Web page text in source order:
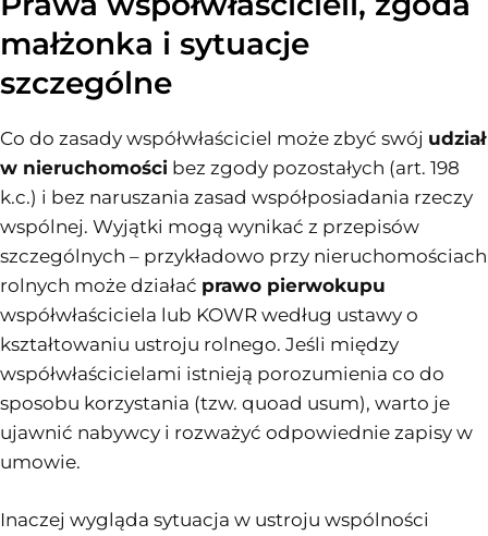
małżonka i sytuacje
szczególne
Co do zasady współwłaściciel może zbyć swój udział
w nieruchomości bez zgody pozostałych (art. 198
k.c.) i bez naruszania zasad współposiadania rzeczy
wspólnej. Wyjątki mogą wynikać z przepisów
szczególnych – przykładowo przy nieruchomościach
rolnych może działać prawo pierwokupu
współwłaściciela lub KOWR według ustawy o
kształtowaniu ustroju rolnego. Jeśli między
współwłaścicielami istnieją porozumienia co do
sposobu korzystania (tzw. quoad usum), warto je
ujawnić nabywcy i rozważyć odpowiednie zapisy w
umowie.
Inaczej wygląda sytuacja w ustroju wspólności